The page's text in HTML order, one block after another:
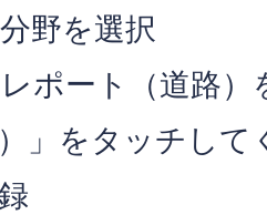
野を選択
ポート（道路）
」をタッチして